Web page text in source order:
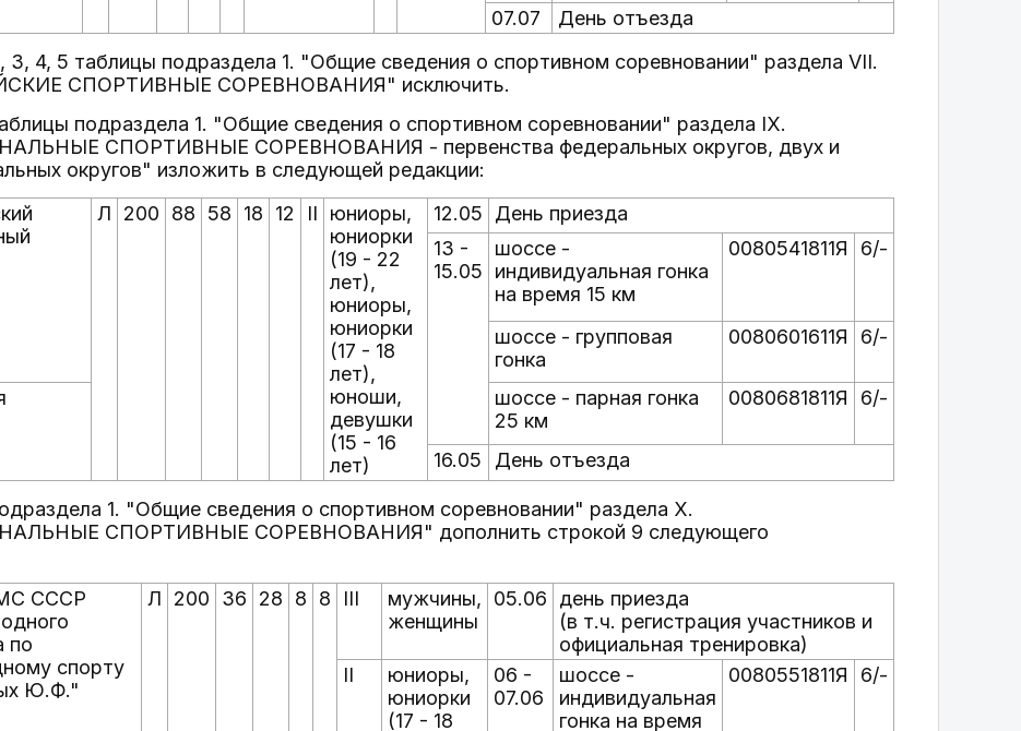
07.07
День отъезда
3, 4, 5 таблицы подраздела 1. "Общие сведения о спортивном соревновании" раздела VII.
СПОРТИВНЫЕ СОРЕВНОВАНИЯ" исключить.
подраздела 1. "Общие сведения о спортивном соревновании" раздела IX.
СПОРТИВНЫЕ СОРЕВНОВАНИЯ - первенства федеральных округов, двух и
округов" изложить в следующей редакции:
Л 200 88 58 18 12 II
юниоры,
юниорки
(19 - 22
лет),
юниоры,
юниорки
(17 - 18
лет),
юноши,
девушки
(15 - 16
лет)
12.05
День приезда
13 -
15.05
шоссе -
индивидуальная гонка
на время 15 км
0080541811Я 6/-
шоссе - групповая
гонка
0080601611Я 6/-
шоссе - парная гонка
25 км
0080681811Я 6/-
16.05 День отъезда
1. "Общие сведения о спортивном соревновании" раздела X.
СПОРТИВНЫЕ СОРЕВНОВАНИЯ" дополнить строкой 9 следующего
СССР
по
спорту
Ю.Ф."
Л 200 36 28 8 8 III
мужчины,
женщины
05.06
день приезда
(в т.ч. регистрация участников и
официальная тренировка)
II
юниоры,
юниорки
(17 - 18
06 -
07.06
шоссе -
индивидуальная
гонка на время
0080551811Я 6/-